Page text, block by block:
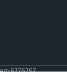
6776797.